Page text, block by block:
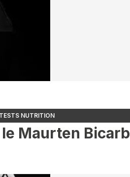
TESTS NUTRITION
Maurten Bicarb